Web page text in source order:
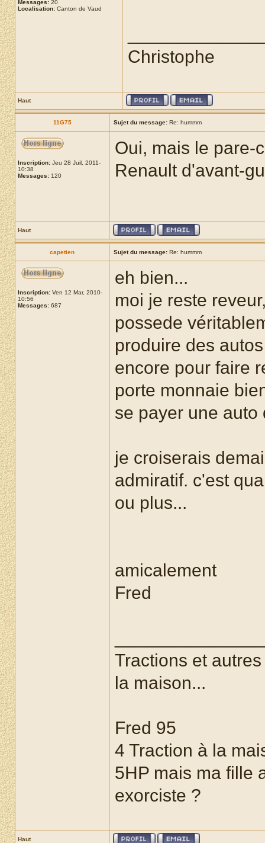
Messages: 20
Localisation: Canton de Vaud
Christophe
Haut
11G75 Sujet du message: Re: hummm
Inscription: Jeu 28 Juil, 2011-
10:38
Messages: 120
Oui, mais le pare-
Renault d'avant-
Haut
capetien Sujet du message: Re: hummm
Inscription: Ven 12 Mar, 2010-
10:56
Messages: 687
eh bien...
moi je reste
possede
produire des
encore pour faire
porte monnaie
se payer une auto
je croiserais
admiratif. c'est
ou plus...
amicalement
Fred
Tractions et
la maison...
Fred 95
4 Traction à la
5HP mais ma fille
exorciste ?
Haut